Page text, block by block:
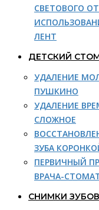
СВЕТОВОГО
ЛЕНТ
ДЕТСКИЙ
УДАЛЕНИЕ
ПУШКИНО
УДАЛЕНИЕ
СЛОЖНОЕ
ЗУБА
ПЕРВИЧНЫЙ
ВРАЧА-
СНИМКИ ЗУБОВ